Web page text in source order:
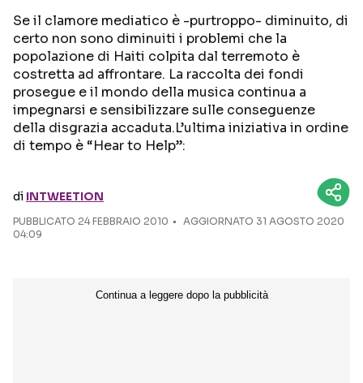
Seguici sui social
Se il clamore mediatico è -purtroppo- diminuito, di
certo non sono diminuiti i problemi che la
popolazione di Haiti colpita dal terremoto è
costretta ad affrontare. La raccolta dei fondi
prosegue e il mondo della musica continua a
impegnarsi e sensibilizzare sulle conseguenze
della disgrazia accaduta.L’ultima iniziativa in ordine
di tempo è “Hear to Help”:
di INTWEETION
PUBBLICATO 24 FEBBRAIO 2010
AGGIORNATO 31 AGOSTO 2020
04:09